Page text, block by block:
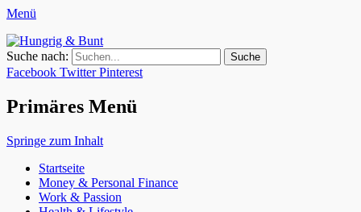
Menü
Hungrig & Bunt
Weil das Leben zu kurz ist für nur eine Berufung.
Suche nach:
Facebook Twitter Pinterest
Primäres Menü
Springe zum Inhalt
Startseite
Money & Personal Finance
Work & Passion